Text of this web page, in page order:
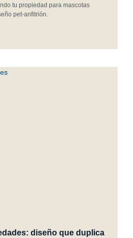
tu propiedad para mascotas
pet-anfitrión.
diseño que duplica